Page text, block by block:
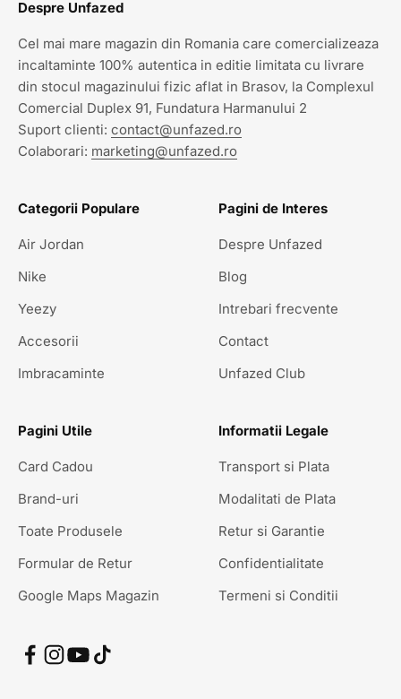
Despre Unfazed
Cel mai mare magazin din Romania care comercializeaza
incaltaminte 100% autentica in editie limitata cu livrare
din stocul magazinului fizic aflat in Brasov, la Complexul
Comercial Duplex 91, Fundatura Harmanului 2
Suport clienti: contact@unfazed.ro
Colaborari: marketing@unfazed.ro
Categorii Populare
Air Jordan
Nike
Yeezy
Accesorii
Imbracaminte
Pagini de Interes
Despre Unfazed
Blog
Intrebari frecvente
Contact
Unfazed Club
Pagini Utile
Card Cadou
Brand-uri
Toate Produsele
Formular de Retur
Google Maps Magazin
Informatii Legale
Transport si Plata
Modalitati de Plata
Retur si Garantie
Confidentialitate
Termeni si Conditii